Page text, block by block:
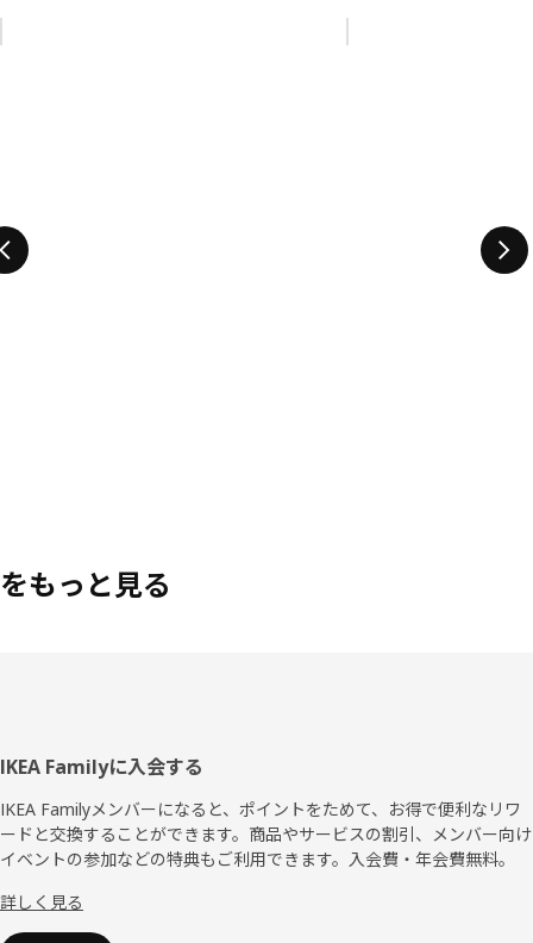
をもっと見る
フ
ッ
タ
IKEA Familyに入会する
IKEA Familyメンバーになると、ポイントをためて、お得で便利なリワ
ードと交換することができます。商品やサービスの割引、メンバー向け
イベントの参加などの特典もご利用できます。入会費・年会費無料。
詳しく見る